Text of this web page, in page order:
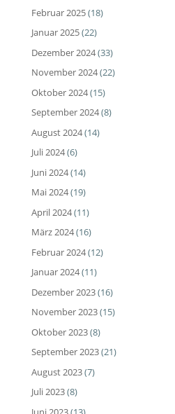
Februar 2025(18)
Januar 2025(22)
Dezember 2024(33)
November 2024(22)
Oktober 2024(15)
September 2024(8)
August 2024(14)
Juli 2024(6)
Juni 2024(14)
Mai 2024(19)
April 2024(11)
März 2024(16)
Februar 2024(12)
Januar 2024(11)
Dezember 2023(16)
November 2023(15)
Oktober 2023(8)
September 2023(21)
August 2023(7)
Juli 2023(8)